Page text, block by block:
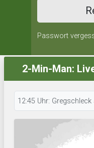
Passwort
2-Min-Man:
12:45 Uhr: Gregschleck